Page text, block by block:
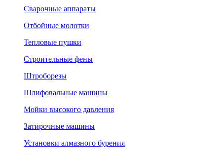
Сварочные аппараты
Отбойные молотки
Тепловые пушки
Строительные фены
Штроборезы
Шлифовальные машины
Мойки высокого давления
Затирочные машины
Установки алмазного бурения